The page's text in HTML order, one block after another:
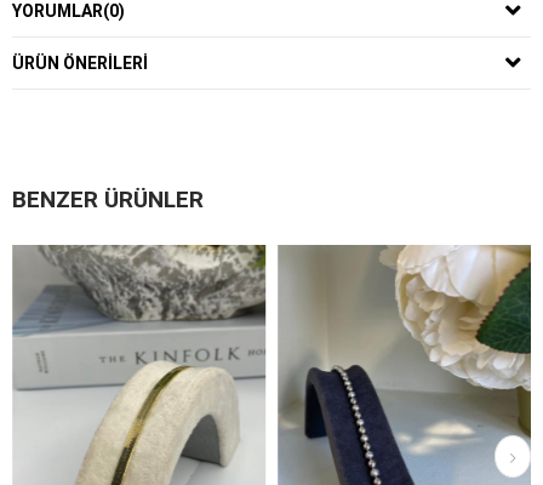
YORUMLAR(0)
ÜRÜN ÖNERILERI
BENZER ÜRÜNLER